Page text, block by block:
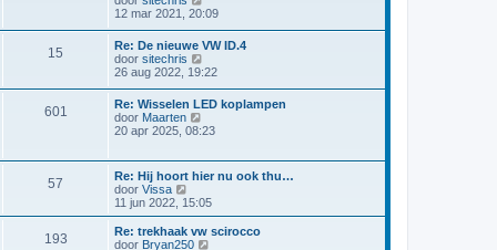
c
h
t
b
e
r
i
c
h
t
e
r
i
k
a
a
s
t
e
b
e
c
h
t
e
i
j
k
l
a
a
s
e
b
e
r
i
h
12 mar 2021, 20:09
15
Re: De nieuwe VW ID.4
door sitechris
e
i
j
k
l
a
t
t
e
b
e
26 aug 2022, 19:22
601
Re: Wisselen LED koplampen
door Maarten
e
j
k
l
a
a
t
20 apr 2025, 08:23
57
Re: Hij hoort hier nu ook thu…
door Vissa
e
k
j
11 jun 2022, 15:05
193
Re: trekhaak vw scirocco
door Bryan250